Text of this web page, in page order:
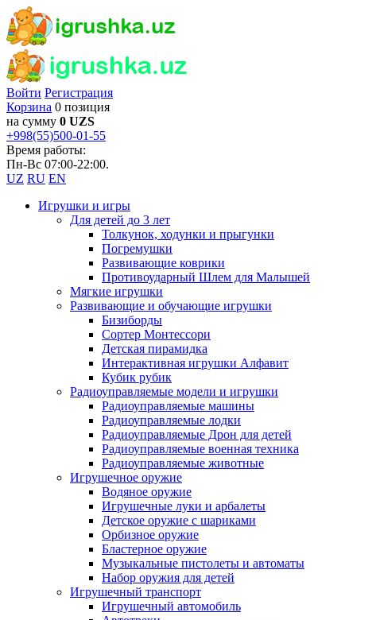
Войти Регистрация
Корзина 0 позиция
на сумму 0 UZS
+998(55)500-01-55
Время работы:
Пн-Вс 07:00-22:00.
UZ RU EN
Игрушки и игры
Для детей до 3 лет
Толкунок, ходунки и прыгунки
Погремушки
Развивающие коврики
Противоударный Шлем для Малышей
Мягкие игрушки
Развивающие и обучающие игрушки
Бизиборды
Сортер Монтессори
Детская пирамидка
Интерактивная игрушки Алфавит
Кубик рубик
Радиоуправляемые модели и игрушки
Радиоуправляемые машины
Радиоуправляемые лодки
Радиоуправляемые Дрон для детей
Радиоуправляемые военная техника
Радиоуправляемые животные
Игрушечное оружие
Водяное оружие
Игрушечные луки и арбалеты
Детское оружие с шариками
Орбизное оружие
Бластерное оружие
Музыкальные пистолеты и автоматы
Набор оружия для детей
Игрушечный транспорт
Игрушечный автомобиль